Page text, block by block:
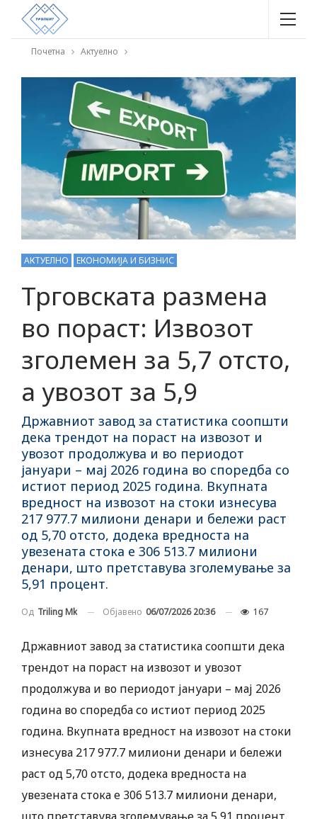
Почетна Актуелно
АКТУЕЛНО ЕКОНОМИЈА И БИЗНИС
Трговската размена
во пораст: Извозот
зголемен за 5,7 отсто,
а увозот за 5,9
Државниот завод за статистика соопшти
дека трендот на пораст на извозот и
увозот продолжува и во периодот
јануари – мај 2026 година во споредба со
истиот период 2025 година. Вкупната
вредност на извозот на стоки изнесува
217 977.7 милиони денари и бележи раст
од 5,70 отсто, додека вредноста на
увезената стока е 306 513.7 милиони
денари, што претставува зголемување за
5,91 процент.
Од Triling Mk Објавено 06/07/2026 20:36 167
Државниот завод за статистика соопшти дека
трендот на пораст на извозот и увозот
продолжува и во периодот јануари – мај 2026
година во споредба со истиот период 2025
година. Вкупната вредност на извозот на стоки
изнесува 217 977.7 милиони денари и бележи
раст од 5,70 отсто, додека вредноста на
увезената стока е 306 513.7 милиони денари,